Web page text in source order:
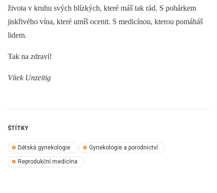
života v kruhu svých blízkých, které máš tak rád. S pohárkem
jiskřivého vína, které umíš ocenit. S medicínou, kterou pomáháš
lidem.
Tak na zdraví!
Vítek Unzeitig
ŠTÍTKY
Dětská gynekologie Gynekologie a porodnictví
Reprodukční medicína